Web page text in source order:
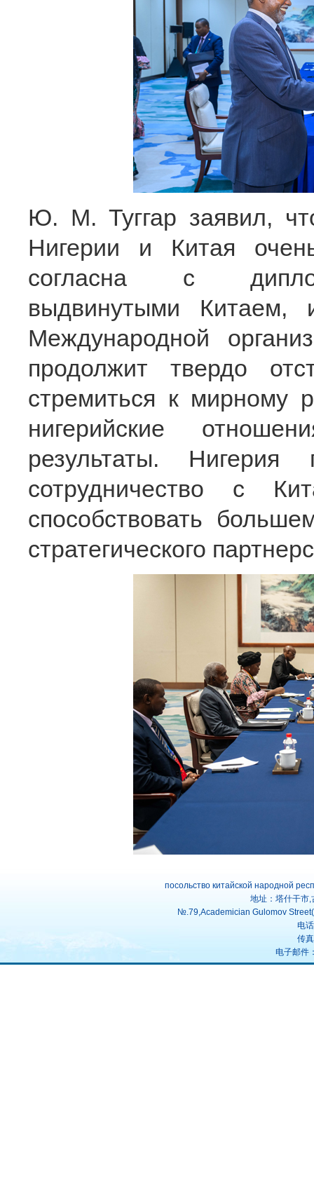
Ю. М. Туггар заявил,
Нигерии и Китая
согласна с
выдвинутыми Китаем,
Международной
продолжит твердо
стремиться к мирному
нигерийские
результаты.
сотрудничество с
способствовать
стратегического
посольство китайской народной
地址：塔什干市
№.79,Academician Gulomov
电
传
电子邮件